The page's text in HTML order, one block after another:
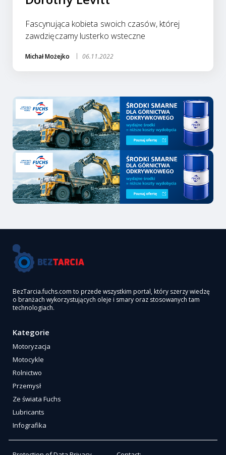
Fascynująca kobieta swoich czasów, której
zawdzięczamy lusterko wsteczne
Michał Możejko 06.11.2022
BezTarcia.fuchs.com to przede wszystkim portal, który szerzy wiedzę
o branżach wykorzystujących oleje i smary oraz stosowanych tam
technologiach.
Kategorie
Motoryzacja
Motocykle
Rolnictwo
Przemysł
Ze świata Fuchs
Lubricants
Infografika